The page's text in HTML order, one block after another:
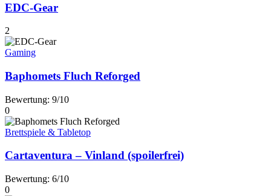
EDC-Gear
2
Gaming
Baphomets Fluch Reforged
Bewertung: 9/10
0
Brettspiele & Tabletop
Cartaventura – Vinland (spoilerfrei)
Bewertung: 6/10
0